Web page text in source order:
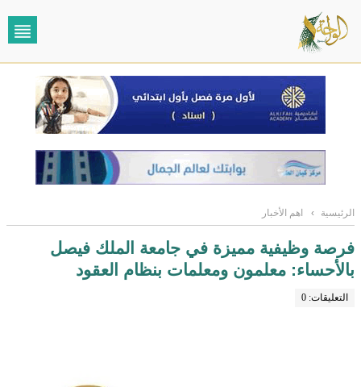
الرئيسية › اهم الأخبار
فرصة وظيفية مميزة في جامعة الملك فيصل
بالأحساء: معلمون ومعلمات بنظام العقود
التعليقات: 0